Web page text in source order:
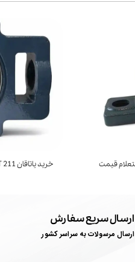
خرید یاتاقان UCT 211 | برند FYH ژاپن | استعلام قیمت
ارسال سریع سفارش
ارسال مرسولات به سراسر کشور